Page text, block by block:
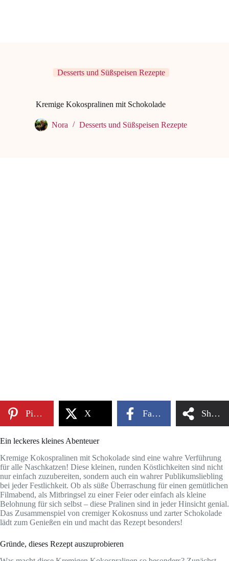
Desserts und Süßspeisen Rezepte
Kremige Kokospralinen mit Schokolade
Nora Desserts und Süßspeisen Rezepte
Pinterest X Facebook Share
Ein leckeres kleines Abenteuer
Kremige Kokospralinen mit Schokolade sind eine wahre Verführung
für alle Naschkatzen! Diese kleinen, runden Köstlichkeiten sind nicht
nur einfach zuzubereiten, sondern auch ein wahrer Publikumsliebling
bei jeder Festlichkeit. Ob als süße Überraschung für einen gemütlichen
Filmabend, als Mitbringsel zu einer Feier oder einfach als kleine
Belohnung für sich selbst – diese Pralinen sind in jeder Hinsicht genial.
Das Zusammenspiel von cremiger Kokosnuss und zarter Schokolade
lädt zum Genießen ein und macht das Rezept besonders!
Gründe, dieses Rezept auszuprobieren